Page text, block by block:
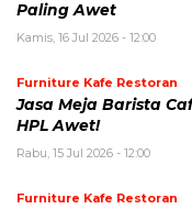
Paling Awet
Kamis, 16 Jul 2026 - 12:00
Furniture Kafe Restoran
Jasa Meja Barista
HPL Awet!
Rabu, 15 Jul 2026 - 12:00
Furniture Kafe Restoran